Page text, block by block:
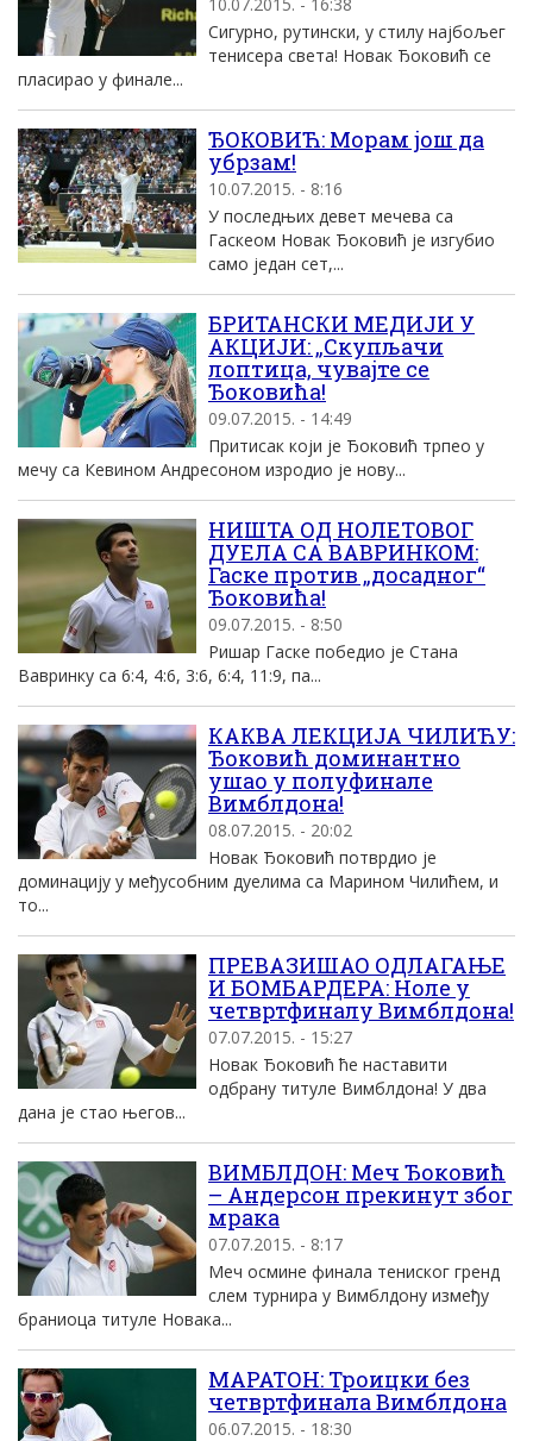
Сигурно, рутински, у стилу најбољег
тенисера света! Новак Ђоковић се
пласирао у финале...
ЂОКОВИЋ: Морам још да
убрзам!
10.07.2015. - 8:16
У последњих девет мечева са
Гаскеом Новак Ђоковић је изгубио
само један сет,...
БРИТАНСКИ МЕДИЈИ У
АКЦИЈИ: „Скупљачи
лоптица, чувајте се
Ђоковића!
09.07.2015. - 14:49
Притисак који је Ђоковић трпео у
мечу са Кевином Андресоном изродио је нову...
НИШТА ОД НОЛЕТОВОГ
ДУЕЛА СА ВАВРИНКОМ:
Гаске против „досадног“
Ђоковића!
09.07.2015. - 8:50
Ришар Гаске победио је Стана
Вавринку са 6:4, 4:6, 3:6, 6:4, 11:9, па...
КАКВА ЛЕКЦИЈА ЧИЛИЋУ:
Ђоковић доминантно
ушао у полуфинале
Вимблдона!
08.07.2015. - 20:02
Новак Ђоковић потврдио је
доминацију у међусобним дуелима са Марином Чилићем, и
то...
ПРЕВАЗИШАО ОДЛАГАЊЕ
И БОМБАРДЕРА: Ноле у
четвртфиналу Вимблдона!
07.07.2015. - 15:27
Новак Ђоковић ће наставити
одбрану титуле Вимблдона! У два
дана је стао његов...
ВИМБЛДОН: Меч Ђоковић
– Андерсон прекинут због
мрака
07.07.2015. - 8:17
Меч осмине финала тениског гренд
слем турнира у Вимблдону између
браниоца титуле Новака...
МАРАТОН: Троицки без
четвртфинала Вимблдона
06.07.2015. - 18:30